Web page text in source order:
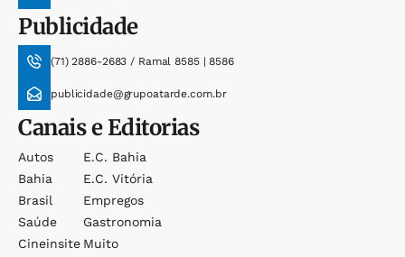
Publicidade
(71) 2886-2683 / Ramal 8585 | 8586
publicidade@grupoatarde.com.br
Canais e Editorias
Autos
Bahia
Brasil
Saúde
Cineinsite
E.c. Bahia
E.c. Vitória
Empregos
Gastronomia
Muito